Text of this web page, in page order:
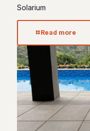
Solarium
Read more